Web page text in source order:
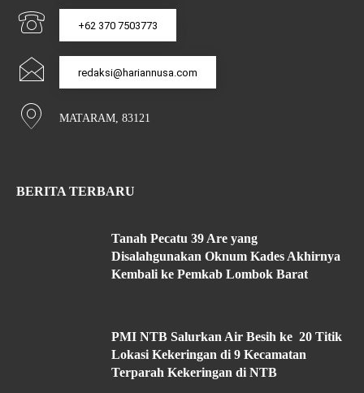
+62 370 7503773
redaksi@hariannusa.com
MATARAM, 83121
BERITA TERBARU
Tanah Pecatu 39 Are yang
Disalahgunakan Oknum Kades Akhirnya
Kembali ke Pemkab Lombok Barat
PMI NTB Salurkan Air Besih ke 20 Titik
Lokasi Kekeringan di 9 Kecamatan
Terparah Kekeringan di NTB